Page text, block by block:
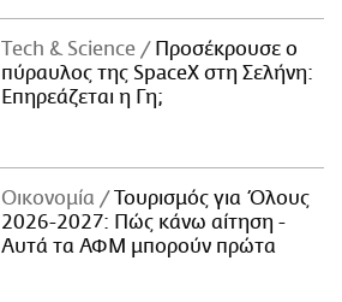
Τech & Science
Προσέκρουσε ο
πύραυλος της SpaceX στη Σελήνη:
Επηρεάζεται η Γη;
Οικονομία
Τουρισμός για Όλους
2026-2027: Πώς κάνω αίτηση -
Αυτά τα ΑΦΜ μπορούν πρώτα